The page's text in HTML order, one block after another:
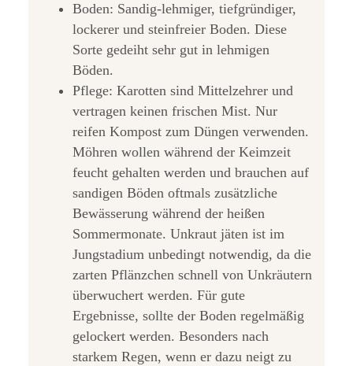
Boden: Sandig-lehmiger, tiefgründiger,
lockerer und steinfreier Boden. Diese
Sorte gedeiht sehr gut in lehmigen
Böden.
Pflege: Karotten sind Mittelzehrer und
vertragen keinen frischen Mist. Nur
reifen Kompost zum Düngen verwenden.
Möhren wollen während der Keimzeit
feucht gehalten werden und brauchen auf
sandigen Böden oftmals zusätzliche
Bewässerung während der heißen
Sommermonate. Unkraut jäten ist im
Jungstadium unbedingt notwendig, da die
zarten Pflänzchen schnell von Unkräutern
überwuchert werden. Für gute
Ergebnisse, sollte der Boden regelmäßig
gelockert werden. Besonders nach
starkem Regen, wenn er dazu neigt zu